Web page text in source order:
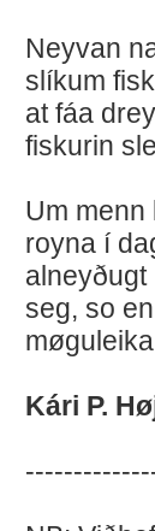
Neyvan
slíkum
at fáa
fiskurin
Um menn
royna í
seg, so
Kári P.